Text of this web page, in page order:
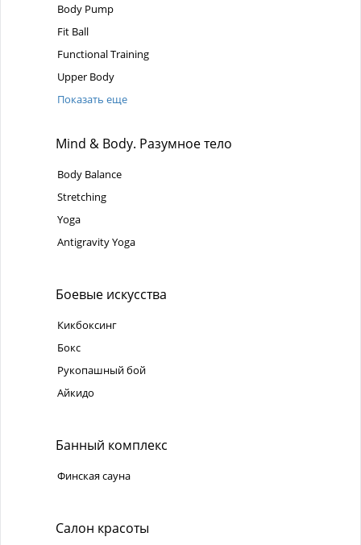
Body Pump
Fit Ball
Functional Training
Upper Body
Показать еще
Mind & Body. Разумное тело
Body Balance
Stretching
Yoga
Antigravity Yoga
Боевые искусства
Кикбоксинг
Бокс
Рукопашный бой
Айкидо
Банный комплекс
Финская сауна
Салон красоты